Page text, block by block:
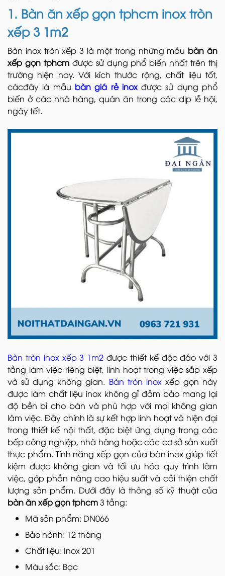
1. Bàn ăn xếp gọn tphcm inox tròn
xếp 3 1m2
Bàn inox tròn xếp 3 là một trong những mẫu bàn ăn
xếp gọn tphcmđược sử dụng phổ biến nhất trên thị
trường hiện nay. Với kích thước rộng, chất liệu tốt,
cácđây là mẫu bàn giá rẻ inoxđược sử dụng phổ
biến ở các nhà hàng, quán ăn trong các dịp lễ hội,
ngày tết.
Bàn tròn inox xếp 3 1m2 được thiết kế độc đáo với 3
tầng làm việc riêng biệt, linh hoạt trong việc sắp xếp
và sử dụng không gian. Bàn tròn inoxxếp gọn này
được làm chất liệu inox không gỉ đảm bảo mang lại
độ bền bỉ cho bàn và phù hợp với mọi không gian
làm việc. Đây chính là sự kết hợp linh hoạt và hiện đại
trong thiết kế nội thất, đặc biệt ứng dụng trong các
bếp công nghiệp, nhà hàng hoặc các cơ sở sản xuất
thực phẩm. Tính năng xếp gọn của bàn inox giúp tiết
kiệm được không gian và tối ưu hóa quy trình làm
việc, góp phần nâng cao hiệu suất và cải thiện chất
lượng sản phẩm. Dưới đây là thông số kỹ thuật của
bàn ăn xếp gọn tphcm3 tầng:
Mã sản phẩm: DN066
Bảo hành: 12 tháng
Chất liệu: Inox 201
Màu sắc: Bạc